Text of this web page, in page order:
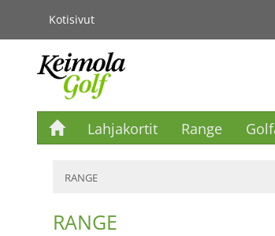
Kotisivut
Lahjakortit Range
RANGE
RANGE